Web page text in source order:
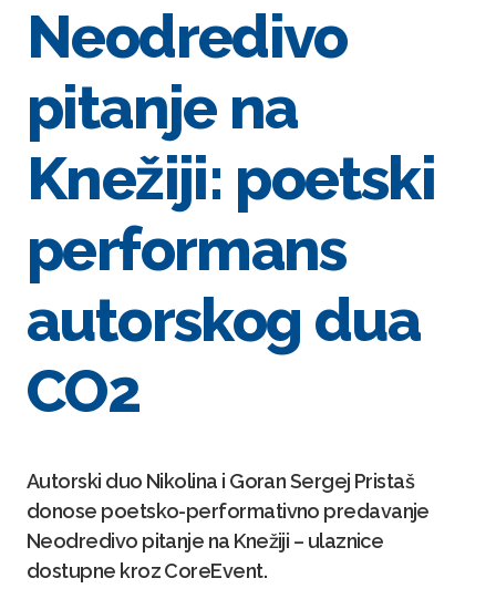
Neodredivo
pitanje na
Knežiji: poetski
performans
autorskog dua
CO2
Autorski duo Nikolina i Goran Sergej Pristaš
donose poetsko-performativno predavanje
Neodredivo pitanje na Knežiji – ulaznice
dostupne kroz CoreEvent.